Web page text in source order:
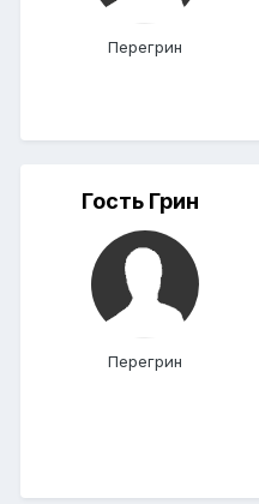
Перегрин
Гость Грин
Перегрин